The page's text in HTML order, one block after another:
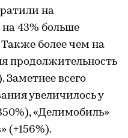
на
43% больше
более чем на
продолжительность
Заметнее всего
увеличилось у
«Делимобиль»
(+156%).